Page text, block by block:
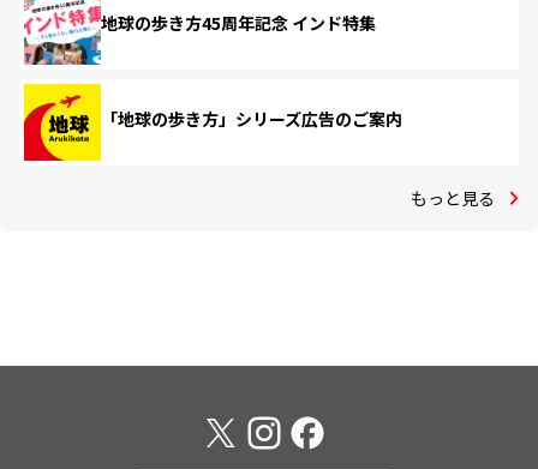
地球の歩き方45周年記念 インド特集
「地球の歩き方」シリーズ広告のご案内
もっと見る